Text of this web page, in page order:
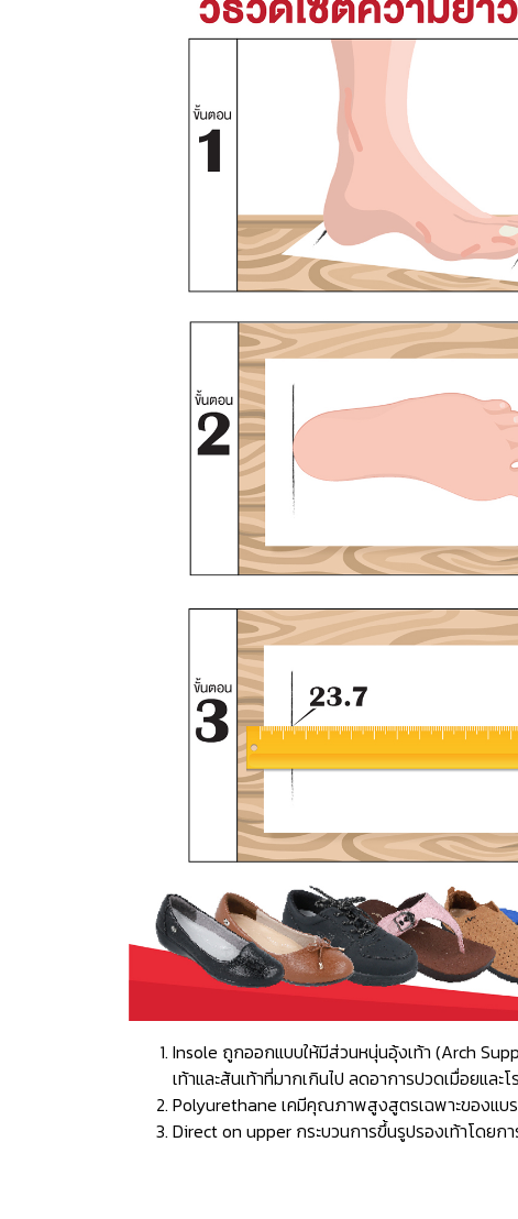
Insole ถูกออกแบบให้มีส่วนหนุ่นอุ้งเท้า (Arch
เท้าและส้นเท้าที่มากเกินไป ลดอาการปวดเมื่อยและโ
Polyurethane เคมีคุณภาพสูงสูตรเฉพาะของแบร
Direct on upper กระบวนการขึ้นรูปรองเท้าโดย